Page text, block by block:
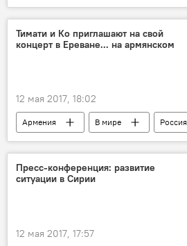
Тимати и Ко приглашают на свой
концерт в Ереване... на армянском
12 мая 2017, 18:02
Армения В мире
Россия
Тимати
концерт
Пресс-конференция: развитие
ситуации в Сирии
12 мая 2017, 17:57